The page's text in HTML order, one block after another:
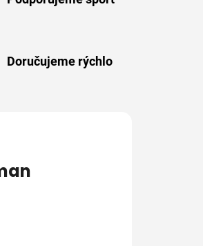
Doručujeme rýchlo